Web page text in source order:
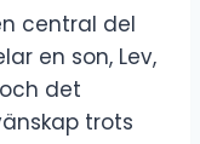
central del
en son, Lev,
det
trots